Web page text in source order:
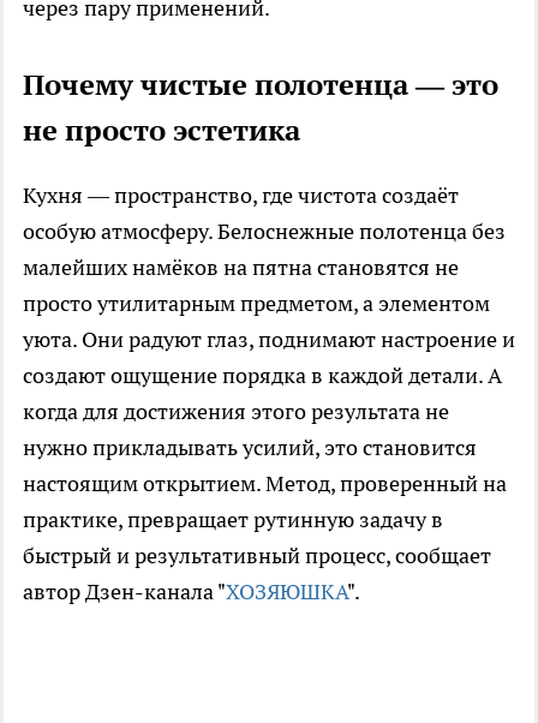
через пару применений.
Почему чистые полотенца — это
не просто эстетика
Кухня — пространство, где чистота создаёт
особую атмосферу. Белоснежные полотенца без
малейших намёков на пятна становятся не
просто утилитарным предметом, а элементом
уюта. Они радуют глаз, поднимают настроение и
создают ощущение порядка в каждой детали. А
когда для достижения этого результата не
нужно прикладывать усилий, это становится
настоящим открытием. Метод, проверенный на
практике, превращает рутинную задачу в
быстрый и результативный процесс, сообщает
автор Дзен-канала "ХОЗЯЮШКА".